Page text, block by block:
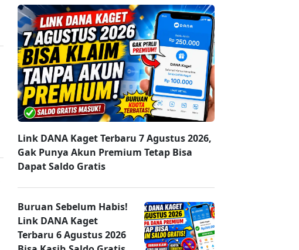
Link DANA Kaget Terbaru 7 Agustus 2026,
Gak Punya Akun Premium Tetap Bisa
Dapat Saldo Gratis
Buruan Sebelum Habis!
Link DANA Kaget
Terbaru 6 Agustus 2026